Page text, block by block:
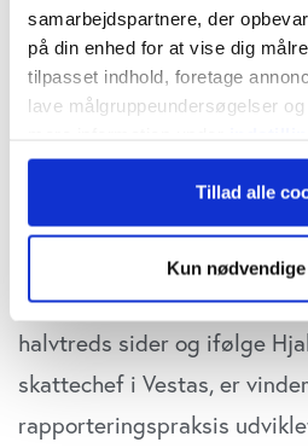
samarbejdspartnere, der
på din enhed for at vise dig
tilpasset indhold, foretage
lave målgruppeundersøgelser
persondatapolitik. Du kan altid
tilbage eller ændre indstillinger
"Cookiedeklaration", eller ved at
Hvis du tillader det, vil vi også
Indsamle præcise
der kan være nøjagtig inden
Identificere din enhed
dens unikke karakteristika
Tillad alle
Kun
eksempelvis oplyser begge
skattebetalinger for
aktiviteter i. Derved opnår
land rapportering (se mere
målepunkter nederst).
Vestas seneste
halvtreds sider og ifølge
skattechef i Vestas, er
rapporteringspraksis